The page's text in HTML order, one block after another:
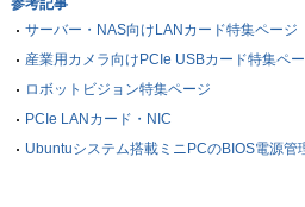
参考記事
サーバー・NAS向けLANカード特集ページ
産業用カメラ向けPCIe USBカード特集ペ
ロボットビジョン特集ページ
PCIe LANカード・NIC
Ubuntuシステム搭載ミニPCのBIOS電源管